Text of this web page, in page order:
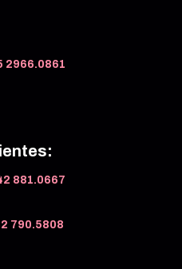
2966.0861
881.0667
790.5808